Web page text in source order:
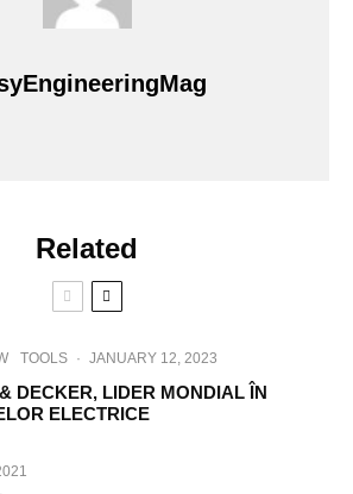
Related
TOOLS · JANUARY 12, 2023
DECKER, LIDER MONDIAL ÎN
ELECTRICE